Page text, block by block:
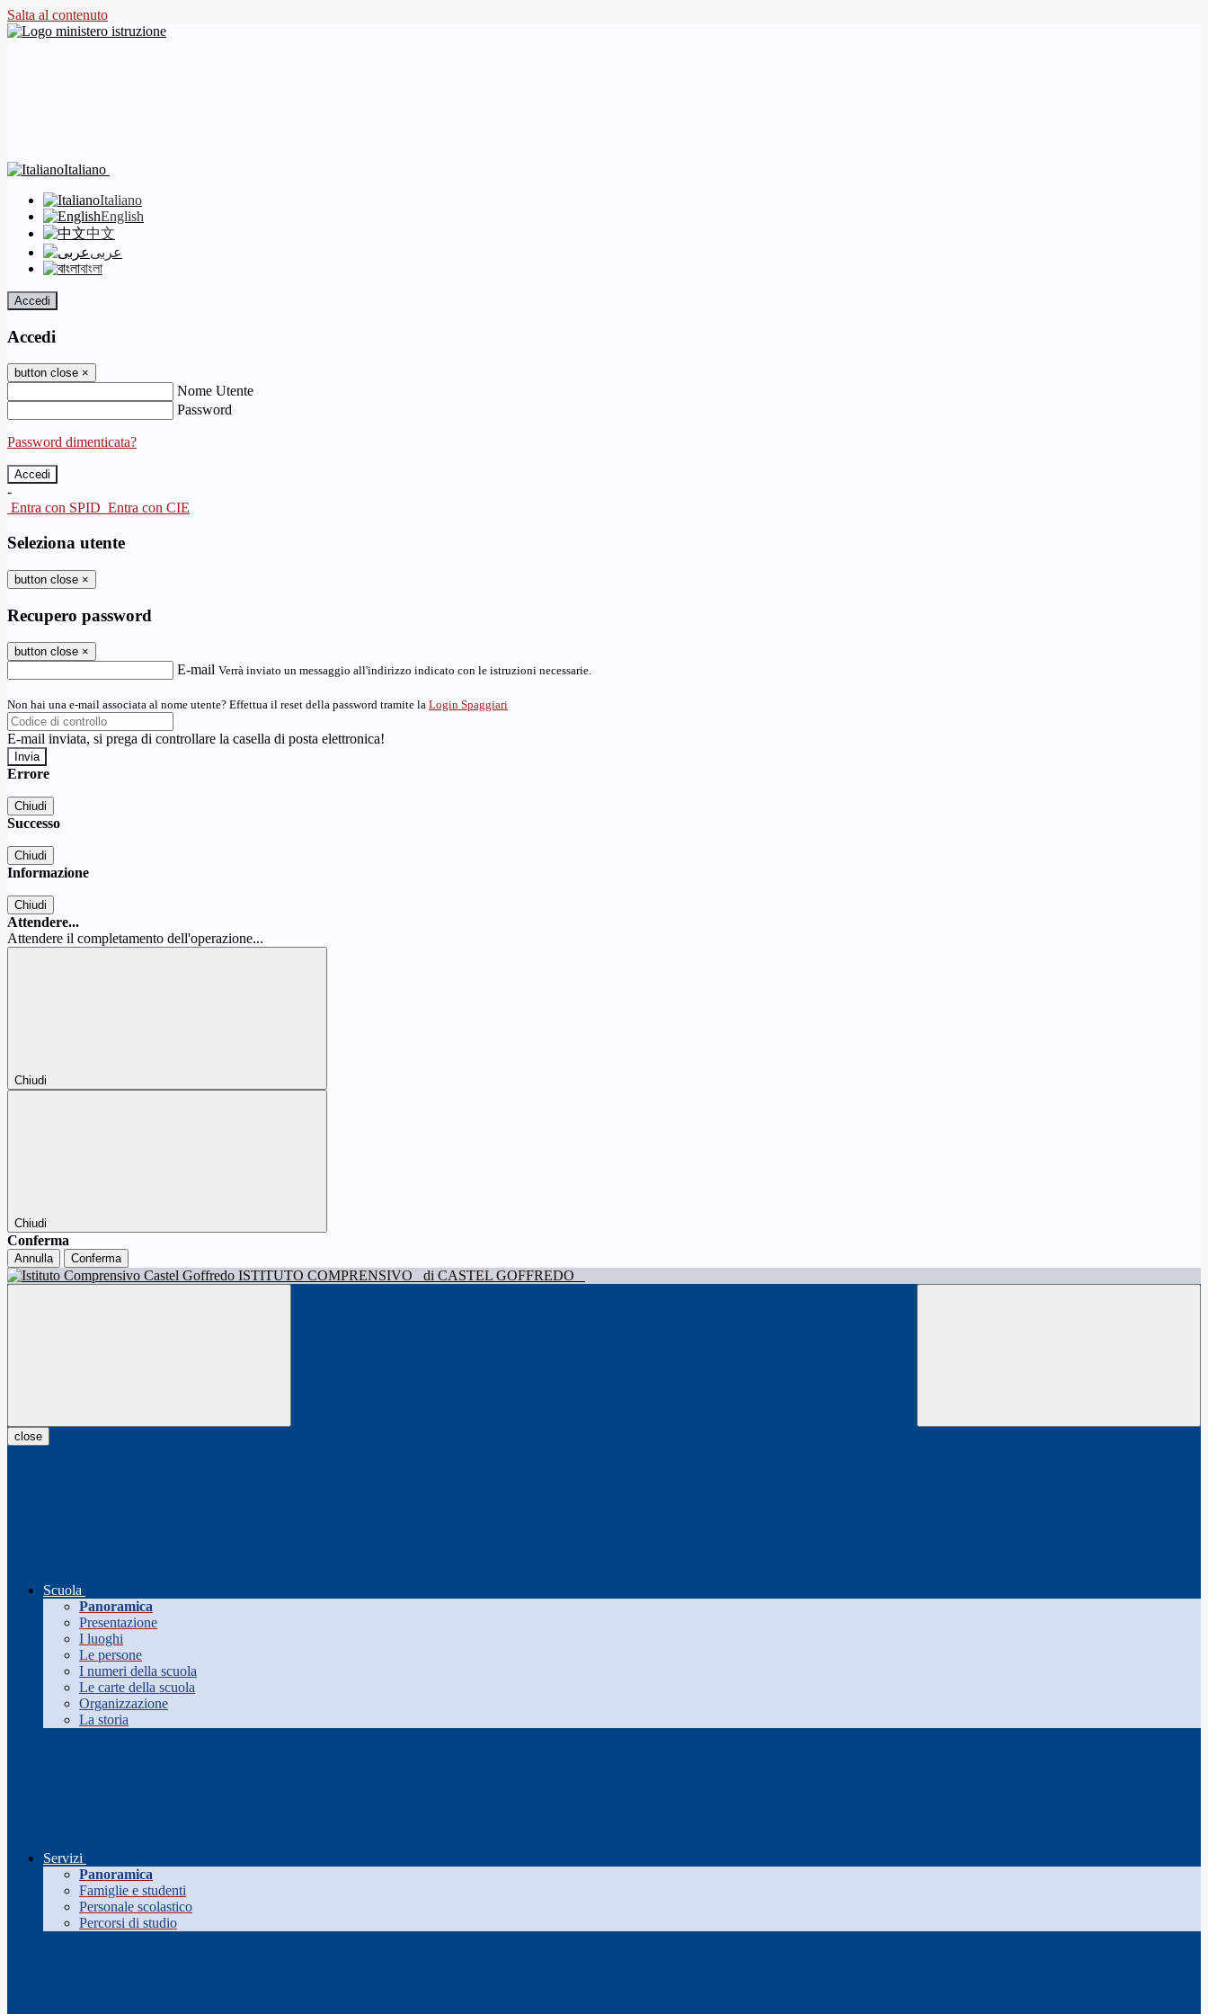
Salta al contenuto
Italiano
Italiano
English
中文
عربى
বাংলা
Accedi
Accedi
button close ×
Nome Utente
Password
Password dimenticata?
-
Entra con SPID Entra con CIE
Seleziona utente
button close ×
Recupero password
button close ×
E-mail Verrà inviato un messaggio all'indirizzo indicato con le istruzioni necessarie.
Non hai una e-mail associata al nome utente? Effettua il reset della password tramite la Login Spaggiari
E-mail inviata, si prega di controllare la casella di posta elettronica!
Errore
Chiudi
Successo
Chiudi
Informazione
Chiudi
Attendere...
Attendere il completamento dell'operazione...
Chiudi
Chiudi
Conferma
Annulla Conferma
ISTITUTO COMPRENSIVO di CASTEL GOFFREDO
close
Scuola
Panoramica
Presentazione
I luoghi
Le persone
I numeri della scuola
Le carte della scuola
Organizzazione
La storia
Servizi
Panoramica
Famiglie e studenti
Personale scolastico
Percorsi di studio